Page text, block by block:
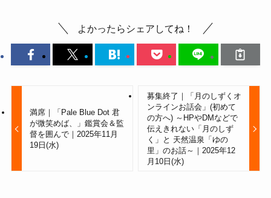
よかったらシェアしてね！
満席｜「Pale Blue Dot 君
が微笑めば、」鑑賞会＆監
督を囲んで｜2025年11月
19日(水)
募集終了｜「月のしずくオ
ンラインお話会」(初めて
の方へ) ～HPやDMなどで
伝えきれない「月のしず
く」と 天然温泉「ゆの
里」のお話～｜2025年12
月10日(水)